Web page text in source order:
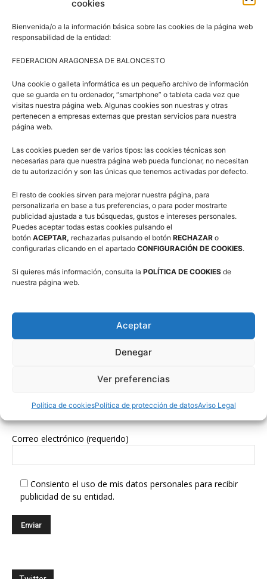
cookies
Bienvenida/o a la información básica sobre las cookies de la página web
responsabilidad de la entidad:
FEDERACION ARAGONESA DE BALONCESTO
Una cookie o galleta informática es un pequeño archivo de información
que se guarda en tu ordenador, “smartphone” o tableta cada vez que
visitas nuestra página web. Algunas cookies son nuestras y otras
pertenecen a empresas externas que prestan servicios para nuestra
página web.
Las cookies pueden ser de varios tipos: las cookies técnicas son
necesarias para que nuestra página web pueda funcionar, no necesitan
de tu autorización y son las únicas que tenemos activadas por defecto.
El resto de cookies sirven para mejorar nuestra página, para
personalizarla en base a tus preferencias, o para poder mostrarte
publicidad ajustada a tus búsquedas, gustos e intereses personales.
Puedes aceptar todas estas cookies pulsando el
botón ACEPTAR, rechazarlas pulsando el botón RECHAZAR o
configurarlas clicando en el apartado CONFIGURACIÓN DE COOKIES.
Si quieres más información, consulta la POLÍTICA DE COOKIES de
nuestra página web.
Aceptar
Denegar
Ver preferencias
Política de cookiesPolítica de protección de datosAviso Legal
Artículos relacionados Más del autor
3×3 Villanúa 2026
Comité de Árbitros (CAAB)
Campus Baloncesto Villanúa 2026
Suscríbete a nuestra Newsletter
Correo electrónico (requerido)
Consiento el uso de mis datos personales para recibir
publicidad de su entidad.